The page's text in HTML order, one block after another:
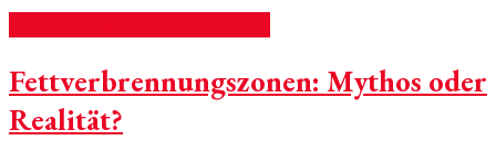
Fettverbrennungszonen: Mythos oder
Realität?